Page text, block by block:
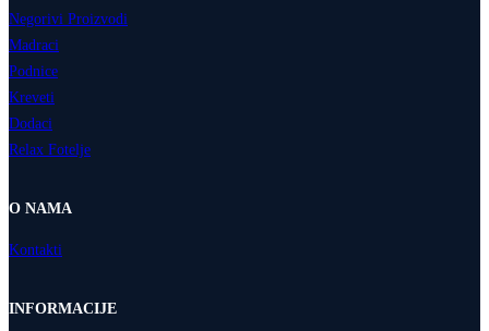
Negorivi Proizvodi
Madraci
Podnice
Kreveti
Dodaci
Relax Fotelje
O NAMA
Kontakti
INFORMACIJE